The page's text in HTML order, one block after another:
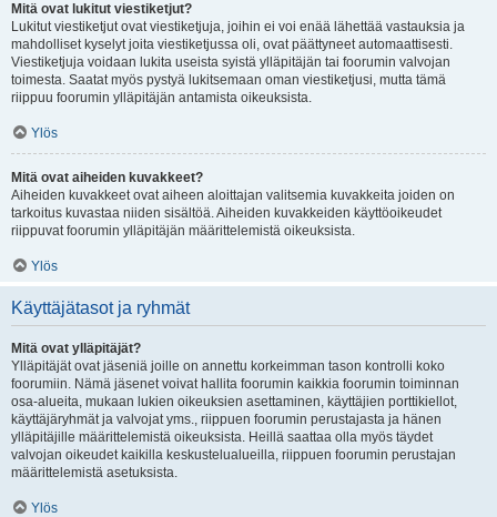
Mitä ovat lukitut viestiketjut?
Lukitut viestiketjut ovat viestiketjuja, joihin ei voi enää lähettää vastauksia ja
mahdolliset kyselyt joita viestiketjussa oli, ovat päättyneet automaattisesti.
Viestiketjuja voidaan lukita useista syistä ylläpitäjän tai foorumin valvojan
toimesta. Saatat myös pystyä lukitsemaan oman viestiketjusi, mutta tämä
riippuu foorumin ylläpitäjän antamista oikeuksista.
Ylös
Mitä ovat aiheiden kuvakkeet?
Aiheiden kuvakkeet ovat aiheen aloittajan valitsemia kuvakkeita joiden on
tarkoitus kuvastaa niiden sisältöä. Aiheiden kuvakkeiden käyttöoikeudet
riippuvat foorumin ylläpitäjän määrittelemistä oikeuksista.
Ylös
Käyttäjätasot ja ryhmät
Mitä ovat ylläpitäjät?
Ylläpitäjät ovat jäseniä joille on annettu korkeimman tason kontrolli koko
foorumiin. Nämä jäsenet voivat hallita foorumin kaikkia foorumin toiminnan
osa-alueita, mukaan lukien oikeuksien asettaminen, käyttäjien porttikiellot,
käyttäjäryhmät ja valvojat yms., riippuen foorumin perustajasta ja hänen
ylläpitäjille määrittelemistä oikeuksista. Heillä saattaa olla myös täydet
valvojan oikeudet kaikilla keskustelualueilla, riippuen foorumin perustajan
määrittelemistä asetuksista.
Ylös